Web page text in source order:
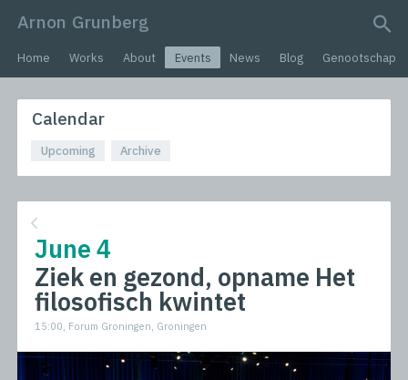
Arnon Grunberg
Home Works About Events News Blog Genootschap
Calendar
Upcoming Archive
June 4
Ziek en gezond, opname Het
filosofisch kwintet
15:00, Forum Groningen, Groningen